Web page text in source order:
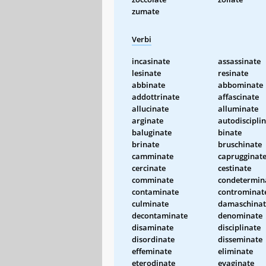
zumate
Verbi
incasinate
assassinate
lesinate
resinate
abbinate
abbominate
addottrinate
affascinate
allucinate
alluminate
arginate
baluginate
binate
brinate
bruschinate
camminate
caprugginate
cercinate
cestinate
comminate
contaminate
culminate
decontaminate
denominate
disaminate
disciplinate
disordinate
disseminate
effeminate
eliminate
eterodinate
evaginate